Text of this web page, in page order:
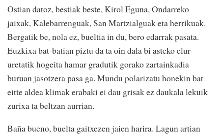
Ostian datoz, bestiak beste, Kirol Eguna, Ondarreko
jaixak, Kalebarrenguak, San Martzialguak eta herrikuak.
Bergatik be, nola ez, bueltia in du, bero edarrak pasata.
Euzkixa bat-batian piztu da ta oin dala bi asteko elur-
uretatik hogeita hamar gradutik gorako zartainkadia
buruan jasotzera pasa ga. Mundu polarizatu honekin bat
eitte aldea klimak erabaki ei dau grisak ez daukala lekuik
zurixa ta beltzan aurrian.
Baña bueno, buelta gaitxezen jaien harira. Lagun artian